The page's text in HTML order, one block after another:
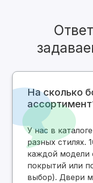
На сколько
У нас в
разных стилях.
каждой модели
покрытий или
выбор). Двери